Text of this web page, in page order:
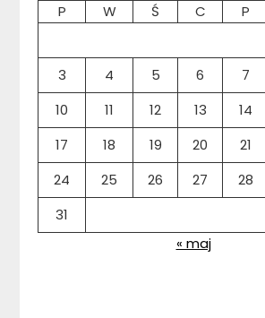
P W Ś C P
3
4 5 6 7
10
11 12 13 14
17
18 19 20 21
24
25 26 27 28
31
« maj